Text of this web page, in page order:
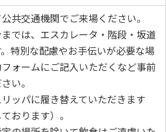
共交通機関でご来場ください。
では、エスカレータ・階段・坂道
特別な配慮やお手伝いが必要な場
ォームにご記入いただくなど事前
い。
ッパに履き替えていただきます
おります）。